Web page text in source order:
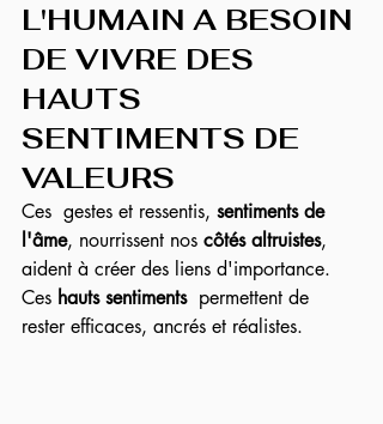
L'HUMAIN A BESOIN
DE VIVRE DES
HAUTS
SENTIMENTS DE
VALEURS
Ces  gestes et ressentis, sentiments de
l'âme, nourrissent nos côtés altruistes,
aident à créer des liens d'importance.
Ces hauts sentiments
  permettent de
rester efficaces, ancrés et réalistes.